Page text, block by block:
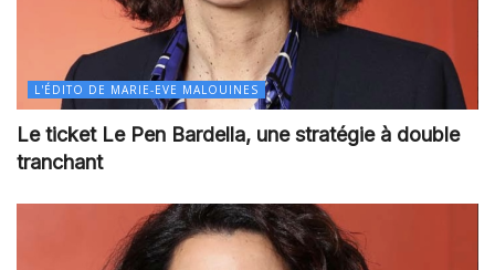
L'ÉDITO DE MARIE-EVE MALOUINES
Le ticket Le Pen Bardella, une stratégie à double
tranchant